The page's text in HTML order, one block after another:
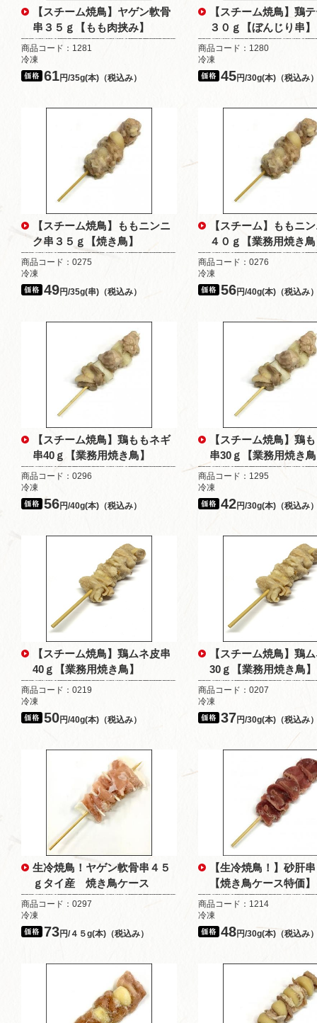
【スチーム焼鳥】ヤゲン軟骨
串３５ｇ【もも肉挟み】
商品コード：1281
冷凍
61円/35g(本)（税込み）
【スチーム焼鳥】鶏
３０ｇ【ぼんじり串】
商品コード：1280
冷凍
45円/30g(本)（税込み
【スチーム焼鳥】ももニンニ
ク串３５ｇ【焼き鳥】
商品コード：0275
冷凍
49円/35g(串)（税込み）
【スチーム】ももニ
４０ｇ【業務用焼き
商品コード：0276
冷凍
56円/40g(本)（税込み
【スチーム焼鳥】鶏ももネギ
串40ｇ【業務用焼き鳥】
商品コード：0296
冷凍
56円/40g(本)（税込み）
【スチーム焼鳥】鶏
串30ｇ【業務用焼き
商品コード：1295
冷凍
42円/30g(本)（税込み
【スチーム焼鳥】鶏ムネ皮串
40ｇ【業務用焼き鳥】
商品コード：0219
冷凍
50円/40g(本)（税込み）
【スチーム焼鳥】鶏
30ｇ【業務用焼き鳥】
商品コード：0207
冷凍
37円/30g(本)（税込み
生冷焼鳥！ヤゲン軟骨串４５
ｇタイ産 焼き鳥ケース
商品コード：0297
冷凍
73円/４５g(本)（税込み）
【生冷焼鳥！】砂肝
【焼き鳥ケース特価】
商品コード：1214
冷凍
48円/30g(本)（税込み